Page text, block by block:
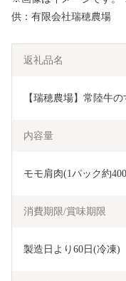
供：有限会社瑞穂農場
返礼品名
【瑞穂農場】常陸牛
内容量
モモ肩肉(1パック約
消費期限/賞味期限
製造日より60日(冷凍)